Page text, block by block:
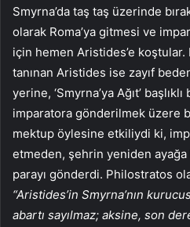
Smyrna’da taş taş üzerinde
olarak Roma’ya gitmesi ve
için hemen Aristides’e koştular.
tanınan Aristides ise zayıf
yerine, ‘Smyrna’ya Ağıt’
imparatora gönderilmek üzere
mektup öylesine etkiliydi ki,
etmeden, şehrin yeniden ayağa
parayı gönderdi. Philostratos
“Aristides’in Smyrna’nın
abartı sayılmaz; aksine, son